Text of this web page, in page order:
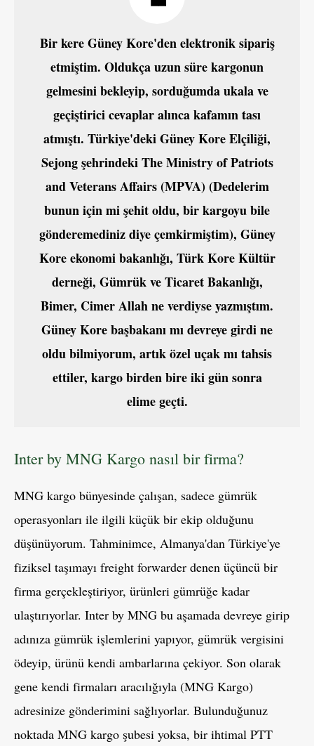
Bir kere Güney Kore'den elektronik sipariş
etmiştim. Oldukça uzun süre kargonun
gelmesini bekleyip, sorduğumda ukala ve
geçiştirici cevaplar alınca kafamın tası
atmıştı. Türkiye'deki Güney Kore Elçiliği,
Sejong şehrindeki The Ministry of Patriots
and Veterans Affairs (MPVA) (Dedelerim
bunun için mi şehit oldu, bir kargoyu bile
gönderemediniz diye çemkirmiştim), Güney
Kore ekonomi bakanlığı, Türk Kore Kültür
derneği, Gümrük ve Ticaret Bakanlığı,
Bimer, Cimer Allah ne verdiyse yazmıştım.
Güney Kore başbakanı mı devreye girdi ne
oldu bilmiyorum, artık özel uçak mı tahsis
ettiler, kargo birden bire iki gün sonra
elime geçti.
Inter by MNG Kargo nasıl bir firma?
MNG kargo bünyesinde çalışan, sadece gümrük
operasyonları ile ilgili küçük bir ekip olduğunu
düşünüyorum. Tahminimce, Almanya'dan Türkiye'ye
fiziksel taşımayı freight forwarder denen üçüncü bir
firma gerçekleştiriyor, ürünleri gümrüğe kadar
ulaştırıyorlar. Inter by MNG bu aşamada devreye girip
adınıza gümrük işlemlerini yapıyor, gümrük vergisini
ödeyip, ürünü kendi ambarlarına çekiyor. Son olarak
gene kendi firmaları aracılığıyla (MNG Kargo)
adresinize gönderimini sağlıyorlar. Bulunduğunuz
noktada MNG kargo şubesi yoksa, bir ihtimal PTT